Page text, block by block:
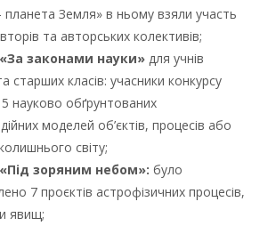
планета Земля» в ньому взяли участь
та авторських колективів;
законами науки» для учнів
старших класів: учасники конкурсу
науково обґрунтованих
моделей об’єктів, процесів або
світу;
зоряним небом»: було
7 проєктів астрофізичних процесів,
явищ;